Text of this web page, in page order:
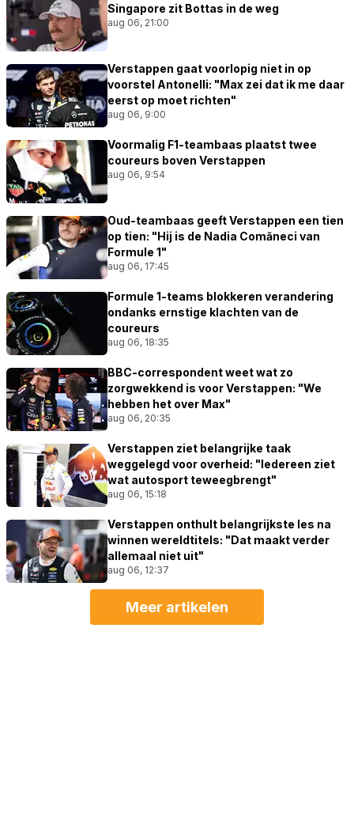
Singapore zit Bottas in de weg
aug 06, 21:00
Verstappen gaat voorlopig niet in op
voorstel Antonelli: "Max zei dat ik me daar
eerst op moet richten"
aug 06, 9:00
Voormalig F1-teambaas plaatst twee
coureurs boven Verstappen
aug 06, 9:54
Oud-teambaas geeft Verstappen een tien
op tien: "Hij is de Nadia Comăneci van
Formule 1"
aug 06, 17:45
Formule 1-teams blokkeren verandering
ondanks ernstige klachten van de
coureurs
aug 06, 18:35
BBC-correspondent weet wat zo
zorgwekkend is voor Verstappen: "We
hebben het over Max"
aug 06, 20:35
Verstappen ziet belangrijke taak
weggelegd voor overheid: "Iedereen ziet
wat autosport teweegbrengt"
aug 06, 15:18
Verstappen onthult belangrijkste les na
winnen wereldtitels: "Dat maakt verder
allemaal niet uit"
aug 06, 12:37
Meer artikelen